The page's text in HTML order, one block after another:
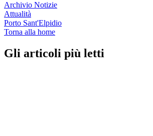
Archivio Notizie
Attualità
Porto Sant'Elpidio
Torna alla home
Gli articoli più letti